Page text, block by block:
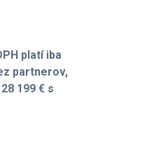
platí iba
partnerov,
199 € s